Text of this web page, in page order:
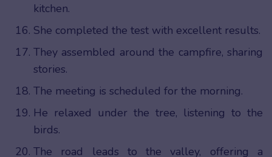
kitchen.
She completed the test with excellent results.
They assembled around the campfire, sharing
stories.
The meeting is scheduled for the morning.
He relaxed under the tree, listening to the
birds.
The road leads to the valley, offering a